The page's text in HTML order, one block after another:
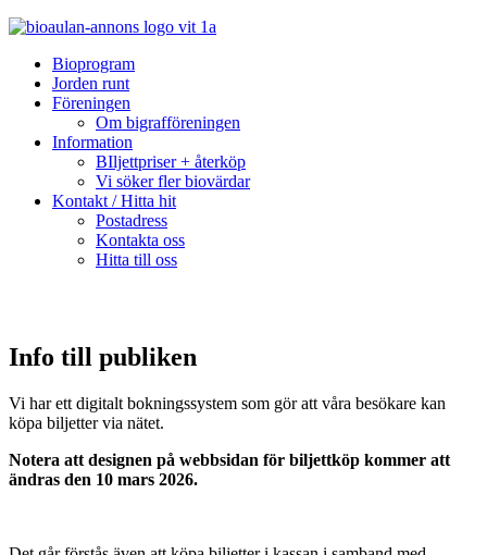
Bioprogram
Jorden runt
Föreningen
Om bigrafföreningen
Information
BIljettpriser + återköp
Vi söker fler biovärdar
Kontakt / Hitta hit
Postadress
Kontakta oss
Hitta till oss
Info till publiken
Vi har ett digitalt bokningssystem som gör att våra besökare kan
köpa biljetter via nätet.
Notera att designen på webbsidan för biljettköp kommer att
ändras den 10 mars 2026.